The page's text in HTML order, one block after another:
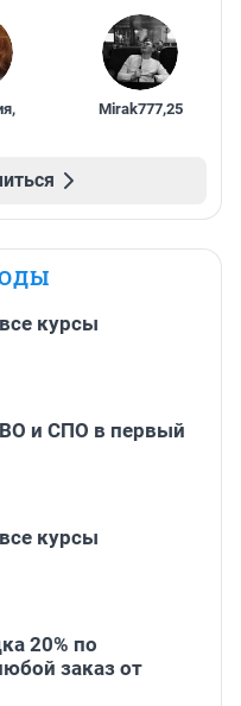
,
Mirak777,25
курсы
и СПО в первый
курсы
20% по
заказ от